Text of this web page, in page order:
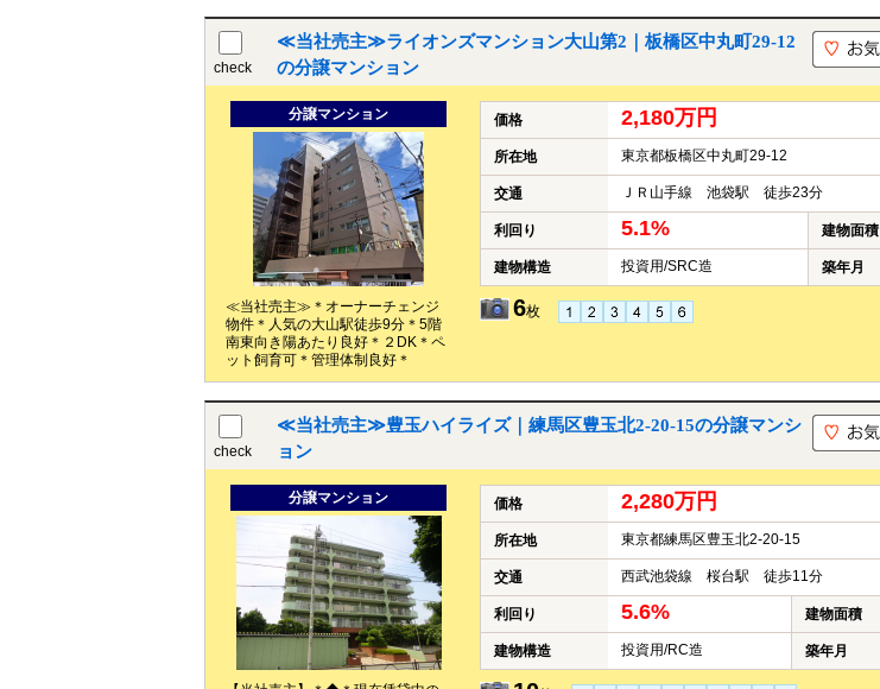
check
≪当社売主≫ライオンズマンション大山第2｜板橋区中丸町29-12
の分譲マンション
分譲マンション
≪当社売主≫＊オーナーチェンジ
物件＊人気の大山駅徒歩9分＊5階
南東向き陽あたり良好＊２DK＊ペ
ット飼育可＊管理体制良好＊
価格 2,180万円
所在地 東京都板橋区中丸町29-12
交通 ＪＲ山手線 池袋駅 徒歩23分
利回り 5.1% 建物面積
建物構造 投資用/SRC造 築年月
6枚
check
≪当社売主≫豊玉ハイライズ｜練馬区豊玉北2-20-15の分譲マンシ
ョン
分譲マンション 価格 2,280万円
所在地 東京都練馬区豊玉北2-20-15
交通 西武池袋線 桜台駅 徒歩11分
利回り 5.6% 建物面積
建物構造 投資用/RC造 築年月